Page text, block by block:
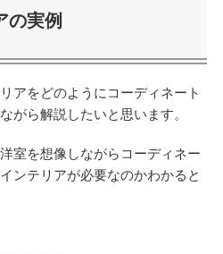
の実例
アをどのようにコーディネート
がら解説したいと思います。
室を想像しながらコーディネー
ンテリアが必要なのかわかると